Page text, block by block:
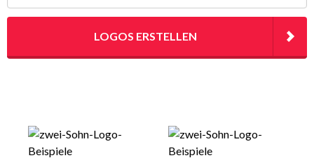
LOGOS ERSTELLEN